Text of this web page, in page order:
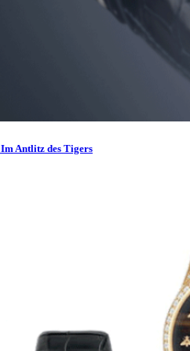
Antlitz des Tigers